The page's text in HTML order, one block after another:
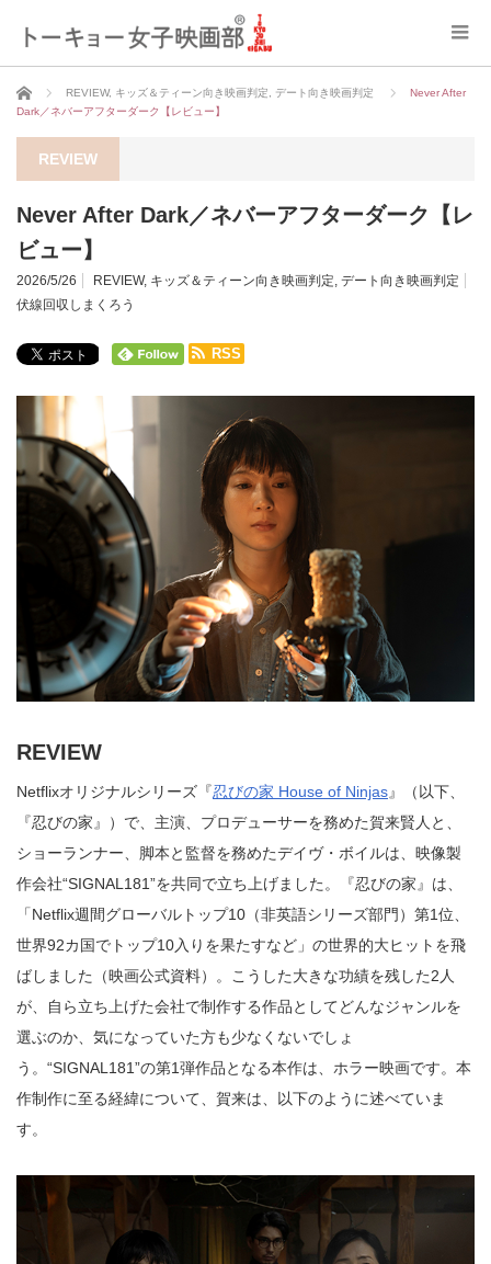
ホーム REVIEW, キッズ＆ティーン向き映画判定 デート向き映画判定
Never After
Dark／ネバーアフターダーク【レビュー】
REVIEW
Never After Dark／ネバーアフターダーク【レ
ビュー】
2026/5/26 REVIEW, キッズ＆ティーン向き映画判定, デート向き映画判定
伏線回収しまくろう
RSS
REVIEW
Netflixオリジナルシリーズ『忍びの家 House of Ninjas』（以下、
『忍びの家』）で、主演、プロデューサーを務めた賀来賢人と、
ショーランナー、脚本と監督を務めたデイヴ・ボイルは、映像製
作会社“SIGNAL181”を共同で立ち上げました。『忍びの家』は、
「Netflix週間グローバルトップ10（非英語シリーズ部門）第1位、
世界92カ国でトップ10入りを果たすなど」の世界的大ヒットを飛
ばしました（映画公式資料）。こうした大きな功績を残した2人
が、自ら立ち上げた会社で制作する作品としてどんなジャンルを
選ぶのか、気になっていた方も少なくないでしょ
う。“SIGNAL181”の第1弾作品となる本作は、ホラー映画です。本
作制作に至る経緯について、賀来は、以下のように述べていま
す。